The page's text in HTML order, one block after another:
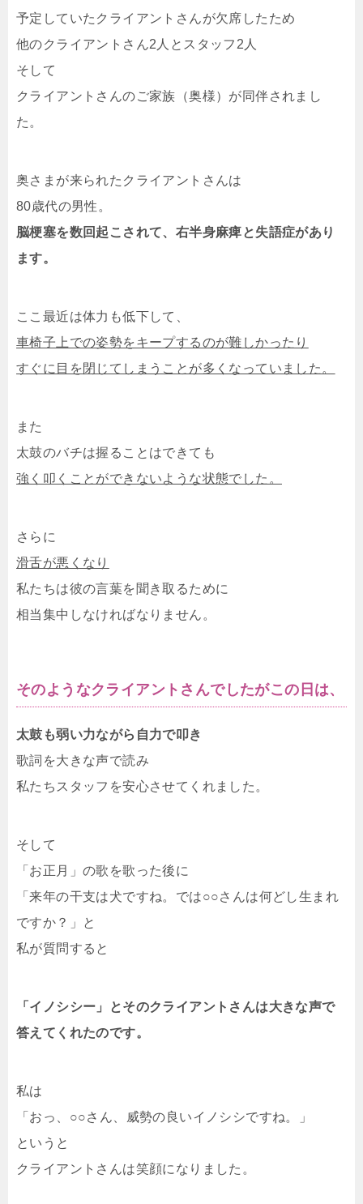
予定していたクライアントさんが欠席したため
他のクライアントさん2人とスタッフ2人
そして
クライアントさんのご家族（奥様）が同伴されまし
た。
奥さまが来られたクライアントさんは
80歳代の男性。
脳梗塞を数回起こされて、右半身麻痺と失語症があり
ます。
ここ最近は体力も低下して、
車椅子上での姿勢をキープするのが難しかったり
すぐに目を閉じてしまうことが多くなっていました。
また
太鼓のバチは握ることはできても
強く叩くことができないような状態でした。
さらに
滑舌が悪くなり
私たちは彼の言葉を聞き取るために
相当集中しなければなりません。
そのようなクライアントさんでしたがこの日は、
太鼓も弱い力ながら自力で叩き
歌詞を大きな声で読み
私たちスタッフを安心させてくれました。
そして
「お正月」の歌を歌った後に
「来年の干支は犬ですね。では○○さんは何どし生まれ
ですか？」と
私が質問すると
「イノシシー」とそのクライアントさんは大きな声で
答えてくれたのです。
私は
「おっ、○○さん、威勢の良いイノシシですね。」
というと
クライアントさんは笑顔になりました。